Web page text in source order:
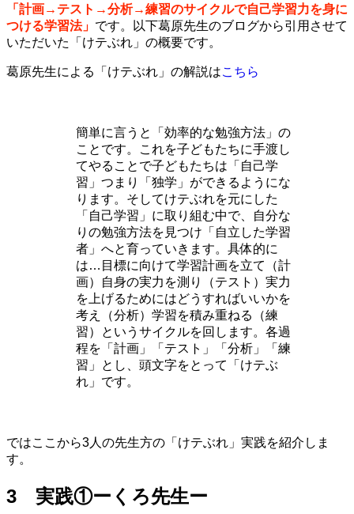
「計画→テスト→分析→練習のサイクルで自己学習力を身に
つける学習法」 です。以下葛原先生のブログから引用させて
いただいた「けテぶれ」の概要です。
葛原先生による「けテぶれ」の解説はこちら
簡単に言うと「効率的な勉強方法」の
ことです。これを子どもたちに手渡し
てやることで子どもたちは「自己学
習」つまり「独学」ができるようにな
ります。そしてけテぶれを元にした
「自己学習」に取り組む中で、自分な
りの勉強方法を見つけ「自立した学習
者」へと育っていきます。具体的に
は…目標に向けて学習計画を立て（計
画）自身の実力を測り（テスト）実力
を上げるためにはどうすればいいかを
考え（分析）学習を積み重ねる（練
習）というサイクルを回します。各過
程を「計画」「テスト」「分析」「練
習」とし、頭文字をとって「けテぶ
れ」です。
ではここから3人の先生方の「けテぶれ」実践を紹介しま
す。
3 実践①ーくろ先生ー